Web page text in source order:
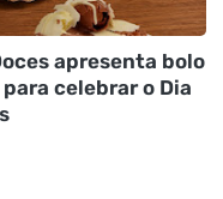
apresenta bolo
celebrar o Dia